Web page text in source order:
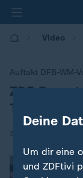
Video
Auftakt DFB-WM-
:
ZDF-
Team
27.05.2026 | 05:30
Deine
Um dir eine
und ZDFtivi